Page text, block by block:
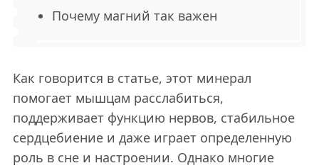
Почему магний так важен
Как говорится в статье, этот минерал
помогает мышцам расслабиться,
поддерживает функцию нервов, стабильное
сердцебиение и даже играет определенную
роль в сне и настроении. Однако многие